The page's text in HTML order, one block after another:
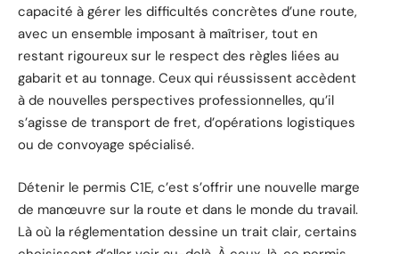
capacité à gérer les difficultés concrètes d’une route,
avec un ensemble imposant à maîtriser, tout en
restant rigoureux sur le respect des règles liées au
gabarit et au tonnage. Ceux qui réussissent accèdent
à de nouvelles perspectives professionnelles, qu’il
s’agisse de transport de fret, d’opérations logistiques
ou de convoyage spécialisé.
Détenir le permis C1E, c’est s’offrir une nouvelle marge
de manœuvre sur la route et dans le monde du travail.
Là où la réglementation dessine un trait clair, certains